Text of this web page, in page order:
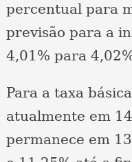
percentual para
previsão para a
4,01% para
Para a taxa
atualmente em
permanece em